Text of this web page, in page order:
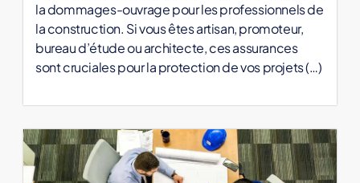
la dommages-ouvrage pour les professionnels de
la construction. Si vous êtes artisan, promoteur,
bureau d’étude ou architecte, ces assurances
sont cruciales pour la protection de vos projets (…)